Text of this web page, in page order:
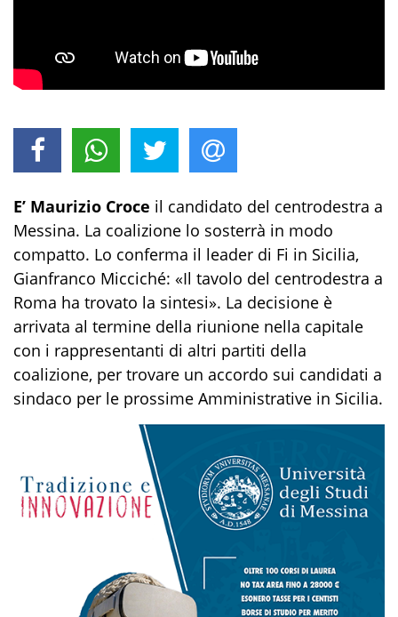
E’ Maurizio Croce il candidato del centrodestra a
Messina. La coalizione lo sosterrà in modo
compatto. Lo conferma il leader di Fi in Sicilia,
Gianfranco Micciché: «Il tavolo del centrodestra a
Roma ha trovato la sintesi». La decisione è
arrivata al termine della riunione nella capitale
con i rappresentanti di altri partiti della
coalizione, per trovare un accordo sui candidati a
sindaco per le prossime Amministrative in Sicilia.